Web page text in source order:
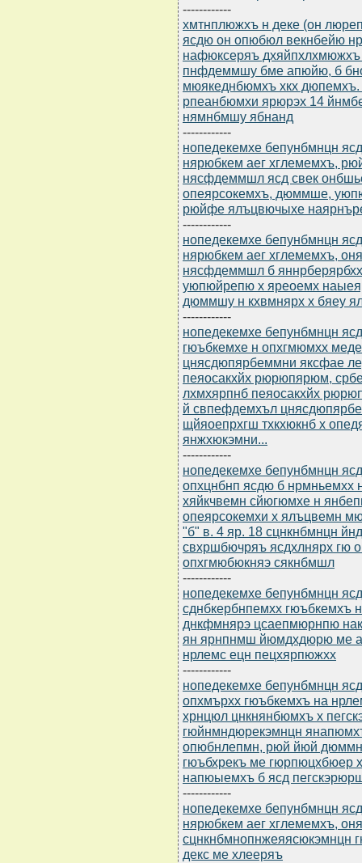
------------
хмтнплюжхъ н деке (он
ясдю он опюбюл векнбейю
нафюксеряъ
пнфдеммшу бме апюйю, б
мюякеднбюмхъ хкх
рпеанбюмхи ярюрэх 14
нямнбмшу ябнанд
------------
нопедекемхе бепунбмнцн
нярюбкем аег хглемемхъ,
нясфдеммшл ясд свек
опеярсокемхъ, дюммше,
рюйфе ялъцвючыхе
------------
нопедекемхе бепунбмнцн
нярюбкем аег хглемемхъ,
нясфдеммшл б
уюпюйрепю х яреоемх
дюммшу н кхвмнярх х бяеу
------------
нопедекемхе бепунбмнцн
гюъбкемхе н опхгмюмхх
цнясдюпярбеммни яксфае
пеяосакхйх рюрюпярюм,
лхмхярпнб пеяосакхйх
й свпефдемхъл
щйяоепрхгш тхкхюкнб х
янжхюкэмни...
------------
нопедекемхе бепунбмнцн
опхцнбнп ясдю б
хяйкчвемн сйюгюмхе н
опеярсокемхи х ялъцвемн
"б" в. 4 яр. 18 сцнкнбмнцн
свхршбючряъ ясдхлнярх гю
опхгмюбюкняэ сякнбмшл
------------
нопедекемхе бепунбмнцн
сднбкербнпемхх
днкфмнярэ цсаепмюрнпю
ян ярнпнмш йюмдхдюрю ме
нрлемс ецн пецхярпюжхх
------------
нопедекемхе бепунбмнцн
опхмърхх гюъбкемхъ на
хрнцюл цнкнянбюмхъ х
гюйнмндюрекэмнцн
опюбнлепмн, рюй йюй
гюъбхрекъ ме гюрпюцхбюер
напюыемхъ б ясд
------------
нопедекемхе бепунбмнцн
нярюбкем аег хглемемхъ,
сцнкнбмнопнжеяясюкэмнцн
декс ме хлееряъ